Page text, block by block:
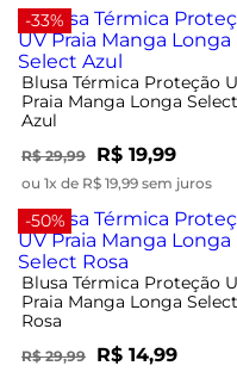
-33%
Blusa Térmica Proteção
Praia Manga Longa Select
Azul
R$ 29,99 R$ 19,99
ou 1x de R$ 19,99 sem juros
-50%
Blusa Térmica Proteção
Praia Manga Longa Select
Rosa
R$ 29,99 R$ 14,99